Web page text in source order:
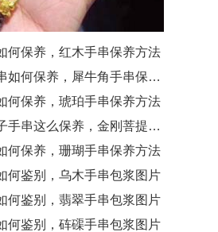
何保养，红木手串保养方法
何保养，犀牛角手串保养方法
何保养，琥珀手串保养方法
这么保养，金刚菩提子手串保养方法
何保养，珊瑚手串保养方法
何鉴别，乌木手串包浆图片
何鉴别，翡翠手串包浆图片
何鉴别，砗磲手串包浆图片